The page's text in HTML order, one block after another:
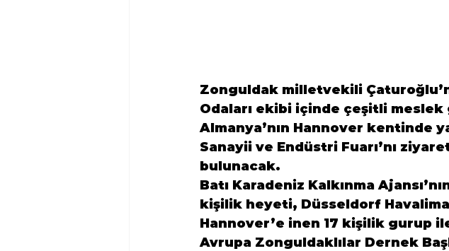
Zonguldak milletvekili
Odaları ekibi içinde çeşitli meslek
Almanya’nın Hannover kentinde
Sanayii ve Endüstri Fuarı’nı z
bulunacak.
Batı Karadeniz Kalkınma
kişilik heyeti, Düsseldorf
Hannover’e inen 17 kişilik gurup
Avrupa Zonguldaklılar Dernek